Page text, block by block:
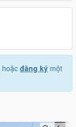
hoặc đăng ký một